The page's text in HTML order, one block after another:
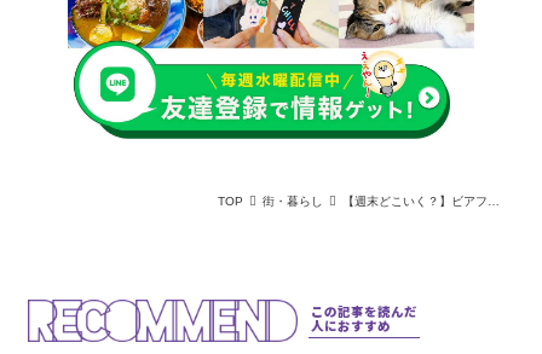
TOP 街・暮らし
この記事を読んだ
人におすすめ